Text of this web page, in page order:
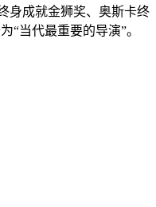
身成就金狮奖、奥斯卡终
“当代最重要的导演”。